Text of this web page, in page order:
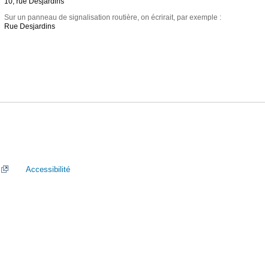
Sur un panneau de signalisation routière, on écrirait, par exemple :
Rue Desjardins
Accessibilité